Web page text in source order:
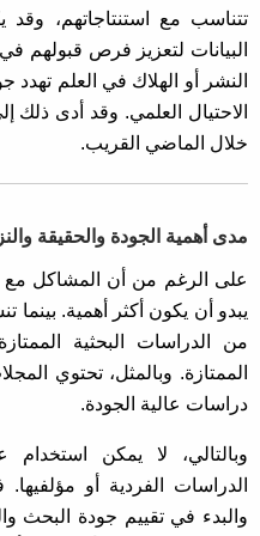
تتناسب مع استنتاجاتهم،
البيانات لتعزيز فرص قبولهم
النشر أو الهلاك في العلم تهدد
الاحتيال العلمي. وقد أدى ذلك
خلال الماضي القريب.
مدى أهمية الجودة والحقيقة
على الرغم من أن المشاكل مع
يبدو أن يكون أكثر أهمية. بينما
من الدراسات البحثية
الممتازة. وبالمثل، تحتوي
دراسات عالية الجودة.
وبالتالي، لا يمكن استخدام
الدراسات الفردية أو
والبدء في تقييم جودة البحث